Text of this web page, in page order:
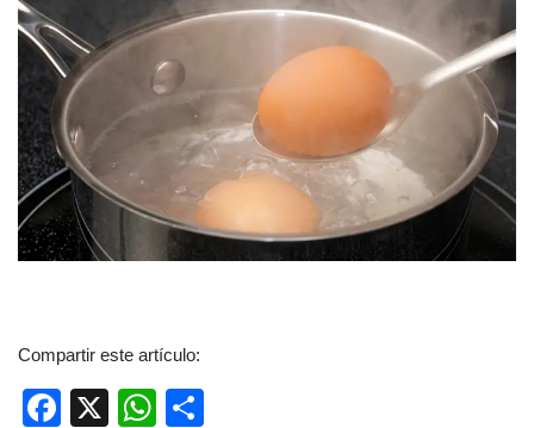
Compartir este artículo:
F
X
W